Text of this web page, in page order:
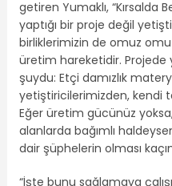
getiren Yumaklı, “Kırsalda
yaptığı bir proje değil
birliklerimizin de omuz
üretim hareketidir. Projede
şuydu: Etçi damızlık
yetiştiricilerimizden, kendi
Eğer üretim gücünüz
alanlarda bağımlı
dair şüphelerin olması
“İşte bunu sağlamaya